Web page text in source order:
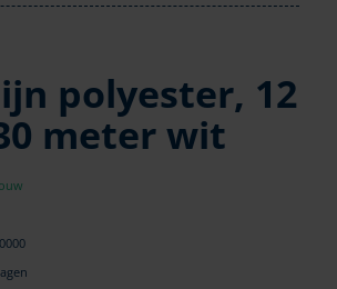
polyester, 12
meter wit